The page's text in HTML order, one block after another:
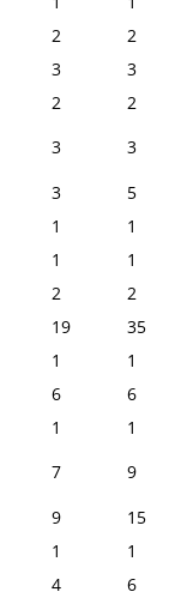
2
2
3
3
2
2
3
3
3
5
1
1
1
1
2
2
19
35
1
1
6
6
1
1
7
9
9
15
1
1
4
6